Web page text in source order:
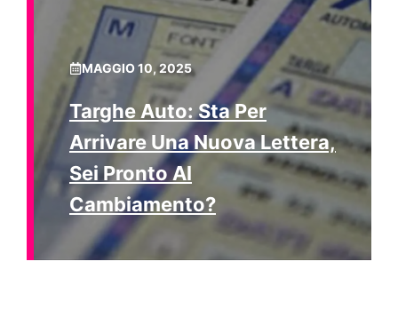
MAGGIO 10, 2025
Targhe Auto: Sta Per
Arrivare Una Nuova Lettera,
Sei Pronto Al
Cambiamento?